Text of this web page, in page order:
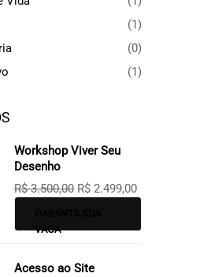
(1)
(0)
(1)
Workshop Viver Seu
Desenho
R$3.500,00 R$2.499,00
VAGA
Acesso ao Site